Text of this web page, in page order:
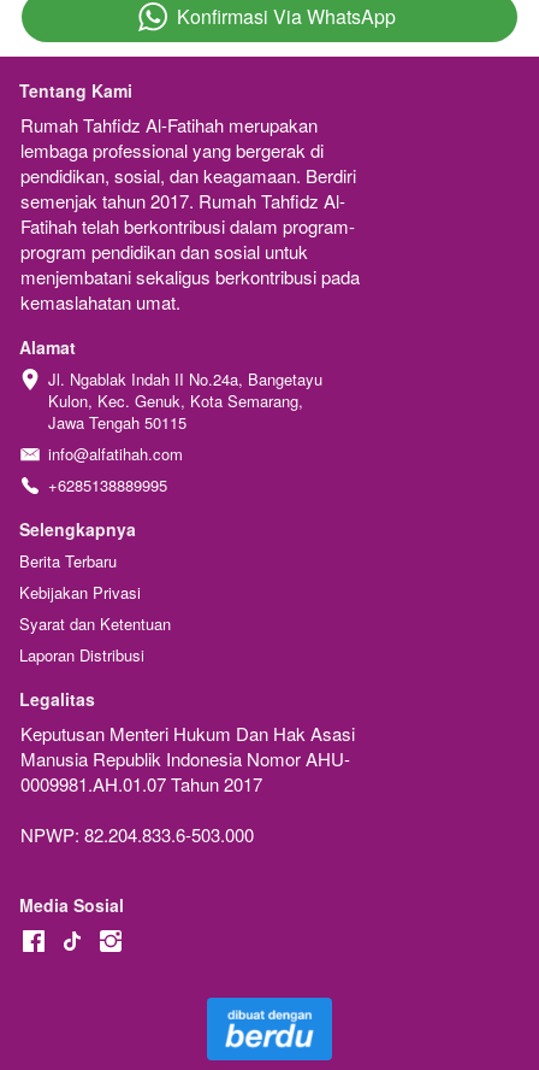
` Konfirmasi Via WhatsApp
Tentang Kami
Rumah Tahfidz Al-Fatihah merupakan
lembaga professional yang bergerak di
pendidikan, sosial, dan keagamaan. Berdiri
semenjak tahun 2017. Rumah Tahfidz Al-
Fatihah telah berkontribusi dalam program-
program pendidikan dan sosial untuk
menjembatani sekaligus berkontribusi pada
kemaslahatan umat.
Alamat
Jl. Ngablak Indah II No.24a, Bangetayu
Kulon, Kec. Genuk, Kota Semarang,
Jawa Tengah 50115
info@alfatihah.com
+6285138889995
Selengkapnya
Berita Terbaru
Kebijakan Privasi
Syarat dan Ketentuan
Laporan Distribusi
Legalitas
Keputusan Menteri Hukum Dan Hak Asasi
Manusia Republik Indonesia Nomor AHU-
0009981.AH.01.07 Tahun 2017
NPWP: 82.204.833.6-503.000
Media Sosial